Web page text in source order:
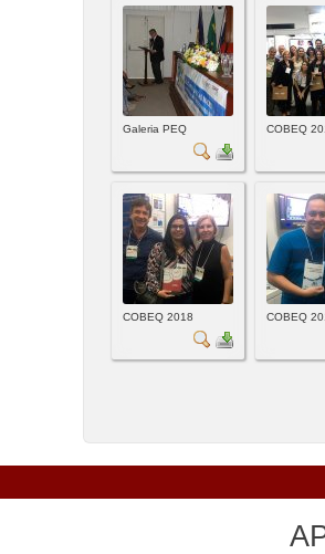
Galeria PEQ COBEQ
COBEQ 2018 COBEQ